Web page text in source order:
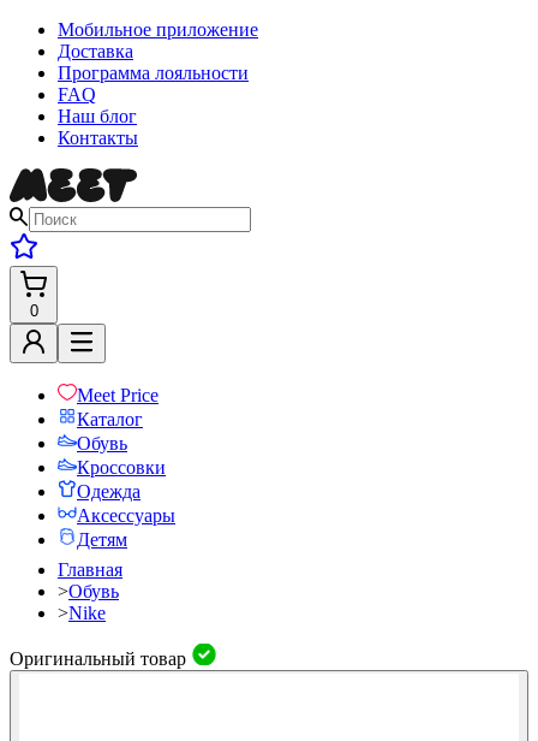
Мобильное приложение
Доставка
Программа лояльности
FAQ
Наш блог
Контакты
0
Meet Price
Каталог
Обувь
Кроссовки
Одежда
Аксессуары
Детям
Главная
>Обувь
>Nike
Оригинальный товар